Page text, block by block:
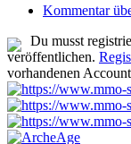
Kommentar
Du musst
veröffentlichen.
vorhandenen